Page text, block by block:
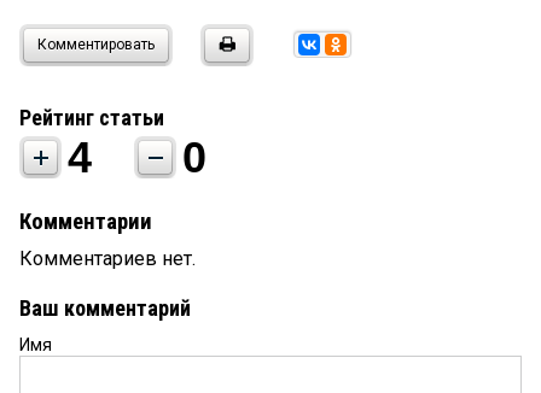
Комментировать
Рейтинг статьи
4 0
Комментарии
Комментариев нет.
Ваш комментарий
Имя